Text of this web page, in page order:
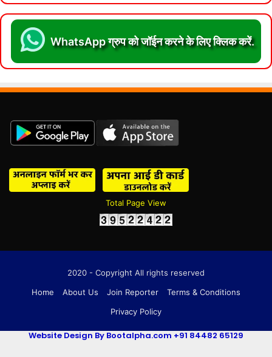
WhatsApp ग्रुप को जॉईन करने के लिए क्लिक करें.
Total Page View
2020 - Copyright All rights reserved
Home
About Us Join Reporter
Terms & Conditions
Privacy Policy
Website Design By Bootalpha.com +91 84482 65129